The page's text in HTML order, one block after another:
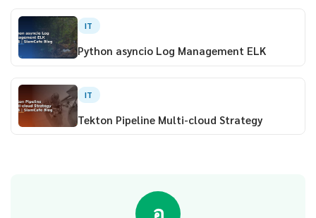
IT
Python asyncio Log Management ELK
IT
Tekton Pipeline Multi-cloud Strategy